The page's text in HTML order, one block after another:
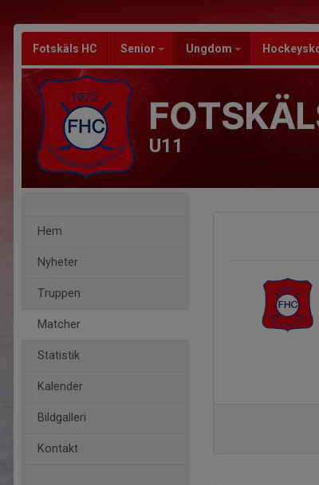
Fotskäls HC Senior Ungdom
U11
Hem
Nyheter
Truppen
Matcher
Statistik
Kalender
Bildgalleri
Kontakt